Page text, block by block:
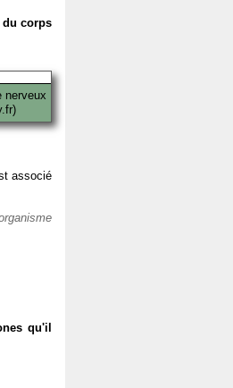
du corps
nerveux
associé
qu'il